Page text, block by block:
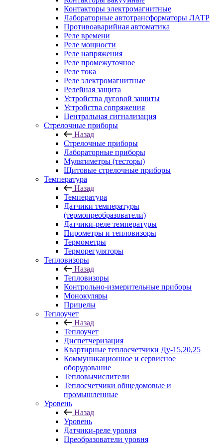
Контакторы электромагнитные
Лабораторные автотрансформаторы ЛАТР
Противоаварийная автоматика
Реле времени
Реле мощности
Реле напряжения
Реле промежуточное
Реле тока
Реле электромагнитные
Релейная защита
Устройства дуговой защиты
Устройства сопряжения
Центральная сигнализация
Стрелочные приборы
Назад
Стрелочные приборы
Лабораторные приборы
Мультиметры (тесторы)
Щитовые стрелочные приборы
Температура
Назад
Температура
Датчики температуры
(термопреобразователи)
Датчики-реле температуры
Пирометры и тепловизоры
Термометры
Терморегуляторы
Тепловизоры
Назад
Тепловизоры
Контрольно-измерительные приборы
Монокуляры
Прицелы
Теплоучет
Назад
Теплоучет
Диспетчеризация
Квартирные теплосчетчики Ду-15,20,25
Коммуникационное и сервисное
оборудование
Тепловычислители
Теплосчетчики общедомовые и
промышленные
Уровень
Назад
Уровень
Датчики-реле уровня
Преобразователи уровня